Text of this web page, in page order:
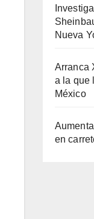
Nueva
Arranca
a la que
México
en